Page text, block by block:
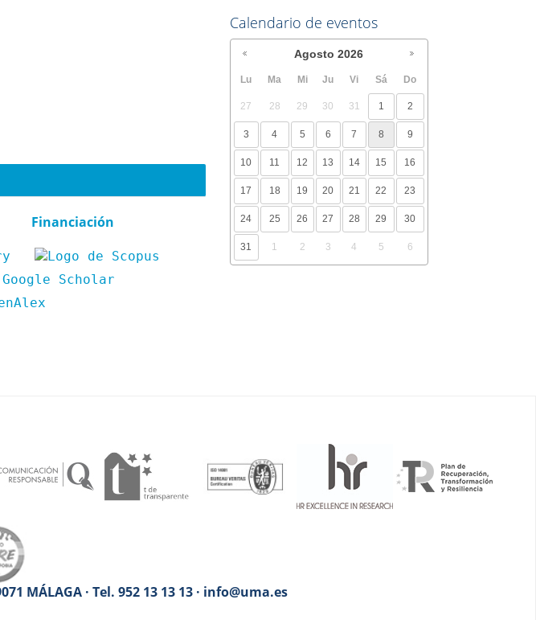
Financiación
Calendario de eventos
Agosto 2026
Lu Ma Mi Ju Vi Sá Do
27 28 29 30 31 1 2
3 4 5 6 7 8 9
10 11 12 13 14 15 16
17 18 19 20 21 22 23
24 25 26 27 28 29 30
31 1 2 3 4 5 6
MÁLAGA · Tel. 952 13 13 13 · info@uma.es